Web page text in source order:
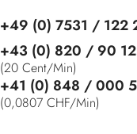
+49 (0) 7531 / 122
+43 (0) 820 / 90
(20 Cent/Min)
+41 (0) 848 / 000
(0,0807 CHF/Min)